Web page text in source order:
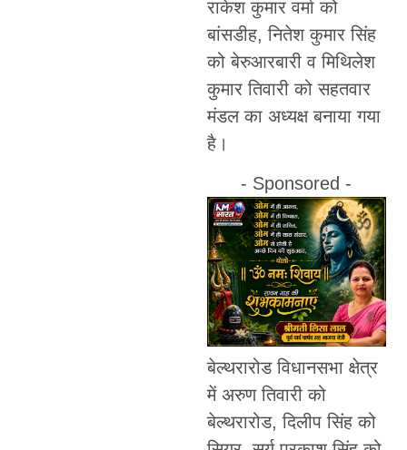
राकेश कुमार वर्मा को
बांसडीह, नितेश कुमार सिंह
को बेरुआरबारी व मिथिलेश
कुमार तिवारी को सहतवार
मंडल का अध्यक्ष बनाया गया
है।
- Sponsored -
बेल्थरारोड विधानसभा क्षेत्र
में अरुण तिवारी को
बेल्थरारोड, दिलीप सिंह को